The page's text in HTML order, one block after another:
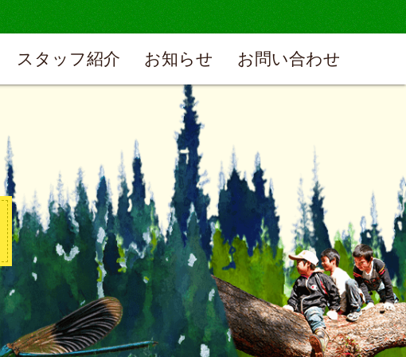
スタッフ紹介 お知らせ お問い合わせ